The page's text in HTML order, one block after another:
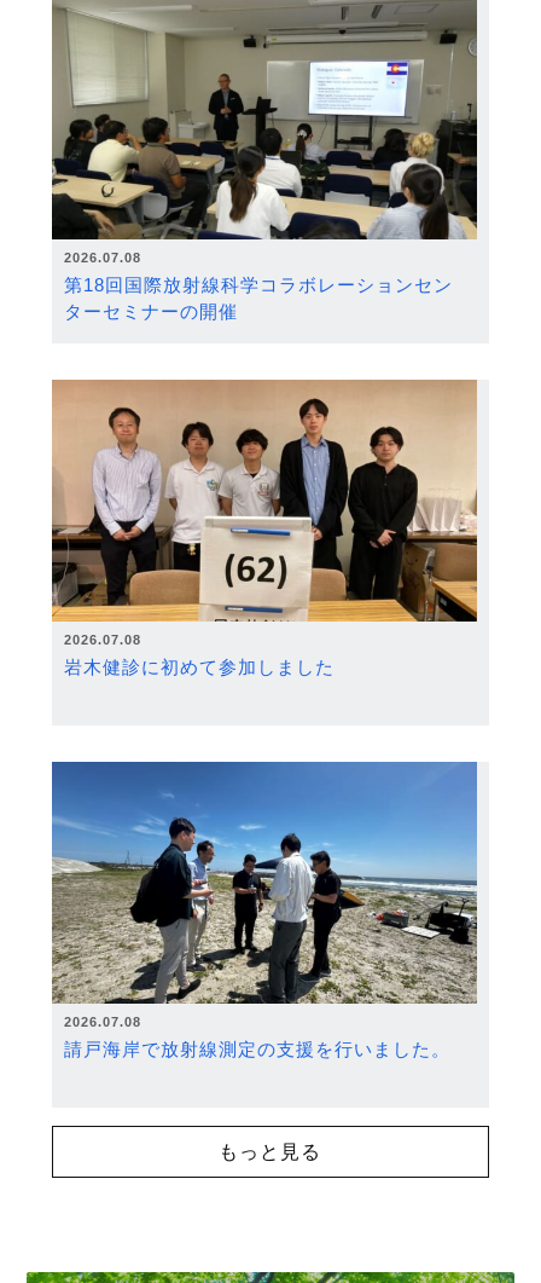
2026.07.08
第18回国際放射線科学コラボレーションセン
ターセミナーの開催
2026.07.08
岩木健診に初めて参加しました
2026.07.08
請戸海岸で放射線測定の支援を行いました。
もっと見る